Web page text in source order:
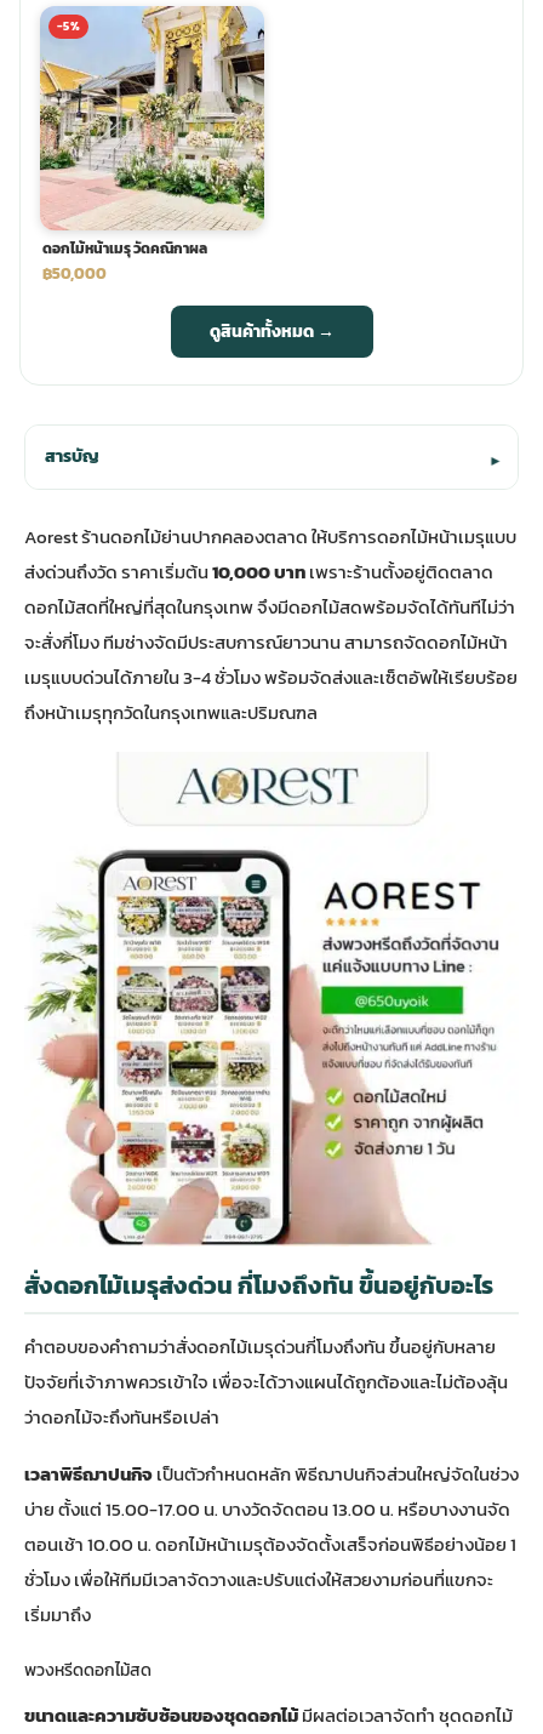
-5%
ดอกไม้หน้าเมรุ วัดคณิกาผล
฿50,000
ดูสินค้าทั้งหมด →
สารบัญ ▾
Aorest ร้านดอกไม้ย่านปากคลองตลาด ให้บริการดอกไม้หน้าเมรุแบบ
ส่งด่วนถึงวัด ราคาเริ่มต้น10,000 บาทเพราะร้านตั้งอยู่ติดตลาด
ดอกไม้สดที่ใหญ่ที่สุดในกรุงเทพ จึงมีดอกไม้สดพร้อมจัดได้ทันทีไม่ว่า
จะสั่งกี่โมง ทีมช่างจัดมีประสบการณ์ยาวนาน สามารถจัดดอกไม้หน้า
เมรุแบบด่วนได้ภายใน 3-4 ชั่วโมง พร้อมจัดส่งและเซ็ตอัพให้เรียบร้อย
ถึงหน้าเมรุทุกวัดในกรุงเทพและปริมณฑล
สั่งดอกไม้เมรุส่งด่วน กี่โมงถึงทัน ขึ้นอยู่กับอะไร
คำตอบของคำถามว่าสั่งดอกไม้เมรุด่วนกี่โมงถึงทัน ขึ้นอยู่กับหลาย
ปัจจัยที่เจ้าภาพควรเข้าใจ เพื่อจะได้วางแผนได้ถูกต้องและไม่ต้องลุ้น
ว่าดอกไม้จะถึงทันหรือเปล่า
เวลาพิธีฌาปนกิจเป็นตัวกำหนดหลัก พิธีฌาปนกิจส่วนใหญ่จัดในช่วง
บ่าย ตั้งแต่ 15.00-17.00 น. บางวัดจัดตอน 13.00 น. หรือบางงานจัด
ตอนเช้า 10.00 น. ดอกไม้หน้าเมรุต้องจัดตั้งเสร็จก่อนพิธีอย่างน้อย 1
ชั่วโมง เพื่อให้ทีมมีเวลาจัดวางและปรับแต่งให้สวยงามก่อนที่แขกจะ
เริ่มมาถึง
พวงหรีดดอกไม้สด
ขนาดและความซับซ้อนของชุดดอกไม้มีผลต่อเวลาจัดทำ ชุดดอกไม้